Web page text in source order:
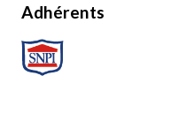
Adhérents